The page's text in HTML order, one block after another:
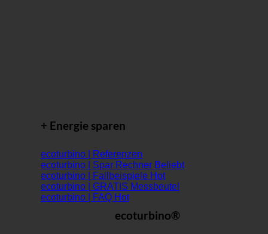
+ Energie sparen
ecoturbino | Referenzen
ecoturbino | Spar Rechner
ecoturbino | Fallbeispiele
ecoturbino | GRATIS Messbeutel
ecoturbino | FAQ
ecoturbino®